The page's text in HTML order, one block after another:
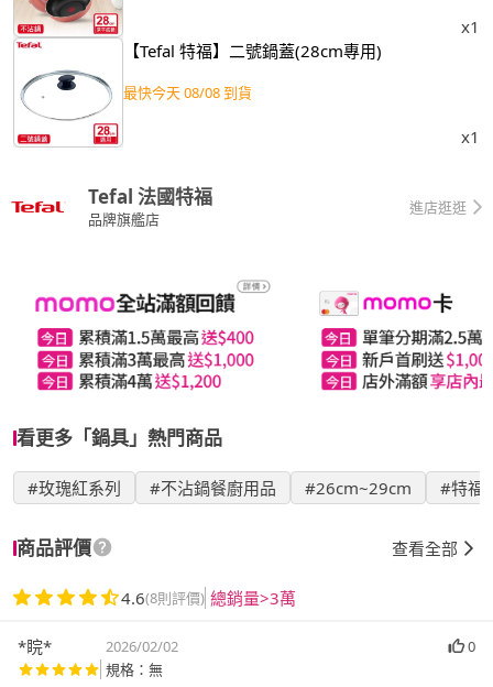
x1
【Tefal 特福】二號鍋蓋(28cm專用)
最快今天 08/08 到貨
x1
Tefal 法國特福
品牌旗艦店
進店逛逛
看更多「鍋具」熱門商品
#玫瑰紅系列 #不沾鍋餐廚用品 #26cm~29cm #特福
商品評價 查看全部
4.6(8則評價) 總銷量>3萬
*睆* 2026/02/02
0
規格：無